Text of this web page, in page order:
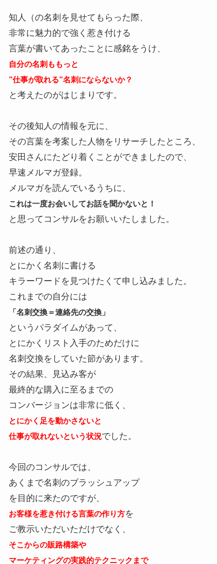
知人（の名刺を見せてもらった際、
非常に魅力的で強く惹き付ける
言葉が書いてあったことに感銘をうけ、
自分の名刺ももっと
”仕事が取れる”名刺にならないか？
と考えたのがはじまりです。
その後知人の情報を元に、
その言葉を考案した人物をリサーチしたところ、
安田さんにたどり着くことができましたので、
早速メルマガ登録。
メルマガを読んでいるうちに、
これは一度お会いしてお話を聞かないと！
と思ってコンサルをお願いいたしました。
前述の通り、
とにかく名刺に書ける
キラーワードを見つけたくて申し込みました。
これまでの自分には
「名刺交換＝連絡先の交換」
というパラダイムがあって、
とにかくリスト入手のためだけに
名刺交換をしていた節があります。
その結果、見込み客が
最終的な購入に至るまでの
コンバージョンは非常に低く、
とにかく足を動かさないと
仕事が取れないという状況でした。
今回のコンサルでは、
あくまで名刺のブラッシュアップ
を目的に来たのですが、
お客様を惹き付ける言葉の作り方を
ご教示いただいただけでなく、
そこからの販路構築や
マーケティングの実践的テクニックまで